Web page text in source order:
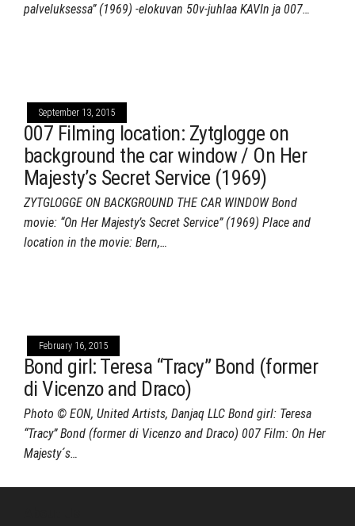
palveluksessa” (1969) -elokuvan 50v-juhlaa KAVIn ja 007…
September 13, 2015
007 Filming location: Zytglogge on
background the car window / On Her
Majesty’s Secret Service (1969)
ZYTGLOGGE ON BACKGROUND THE CAR WINDOW Bond
movie: “On Her Majesty’s Secret Service” (1969) Place and
location in the movie: Bern,…
February 16, 2015
Bond girl: Teresa “Tracy” Bond (former
di Vicenzo and Draco)
Photo © EON, United Artists, Danjaq LLC Bond girl: Teresa
“Tracy” Bond (former di Vicenzo and Draco) 007 Film: On Her
Majesty´s…